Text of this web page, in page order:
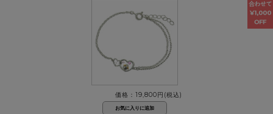
価格：19,800円(税込)